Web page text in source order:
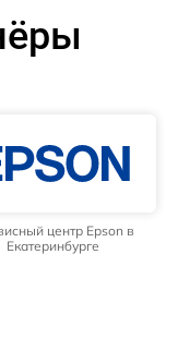
центр Epson в
Екатеринбурге